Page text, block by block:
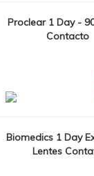
Proclear 1 Day -
Contacto
Biomedics 1 Day
Lentes